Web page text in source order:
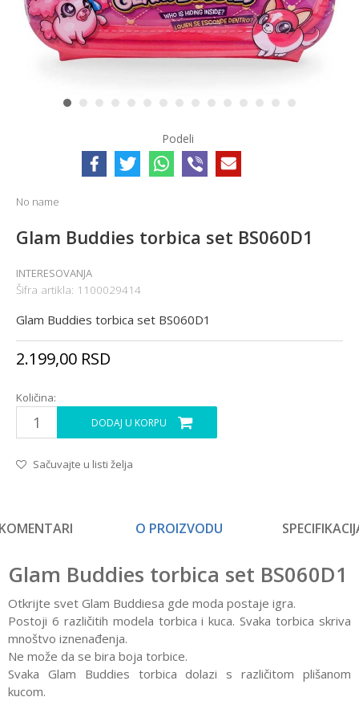
1 2 3 4 5 6 7 8 9 101112131415
Podeli
No name
Glam Buddies torbica set BS060D1
INTERESOVANJA
Šifra artikla: 1100029414
Glam Buddies torbica set BS060D1
2.199,00 RSD
Količina:
DODAJ U KORPU
Sačuvajte u listi želja
O PROIZVODU
Glam Buddies torbica set BS060D1
Otkrijte svet Glam Buddiesa gde moda postaje igra.
Postoji 6 različitih modela torbica i kuca. Svaka torbica skriva
mnoštvo iznenađenja.
Ne može da se bira boja torbice.
Svaka Glam Buddies torbica dolazi s različitom plišanom
kucom.